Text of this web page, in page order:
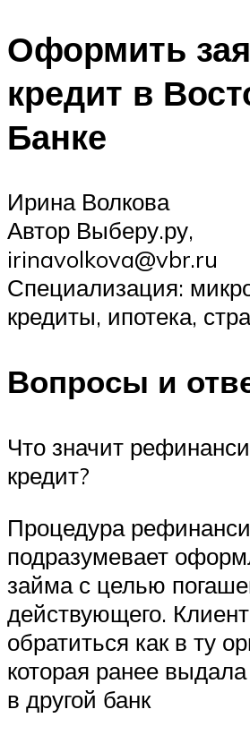
Оформить
кредит в
Банке
Ирина Волкова
Автор Выберу.ру,
irinavolkova@vbr.ru
Специализация:
кредиты, ипотека,
Вопросы и
Что значит
кредит?
Процедура
подразумевает
займа с целью
действующего.
обратиться как в ту
которая ранее выдала
в другой банк